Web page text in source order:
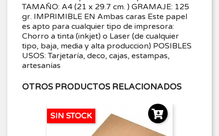
TAMAÑO: A4 (21 x 29.7 cm. ) GRAMAJE: 125
gr. IMPRIMIBLE EN Ambas caras Este papel
es apto para cualquier tipo de impresora:
Chorro a tinta (inkjet) o Laser (de cualquier
tipo, baja, media y alta produccion) POSIBLES
USOS: Tarjetaría, deco, cajas, estampas,
artesanías
OTROS PRODUCTOS RELACIONADOS
SIN STOCK